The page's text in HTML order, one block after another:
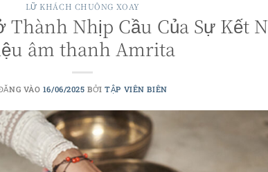
LỮ KHÁCH CHUÔNG XOAY
Nhịp Cầu Của Sự Kết
âm thanh Amrita
VÀO 16/06/2025 BỞITẬP VIÊN BIÊN